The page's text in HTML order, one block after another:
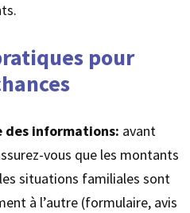
pour
des informations: avant
vous que les montants
situations familiales sont
à l’autre (formulaire, avis